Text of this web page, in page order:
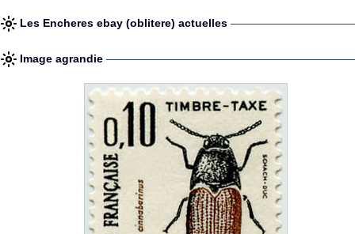
Les Encheres ebay (oblitere) actuelles
Image agrandie